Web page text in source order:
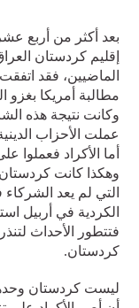
بعد أكثر من أربع
إقليم كردستان
الماضيين، فقد
مطالبة أمريكا بغزو
وكانت نتيجة هذه
عملت الأحزاب
أما الأكراد فعملوا
وهكذا كانت
التي لم يعد
الكردية في أربيل
فتتطور الأحداث
كردستان.
ليست كردستان